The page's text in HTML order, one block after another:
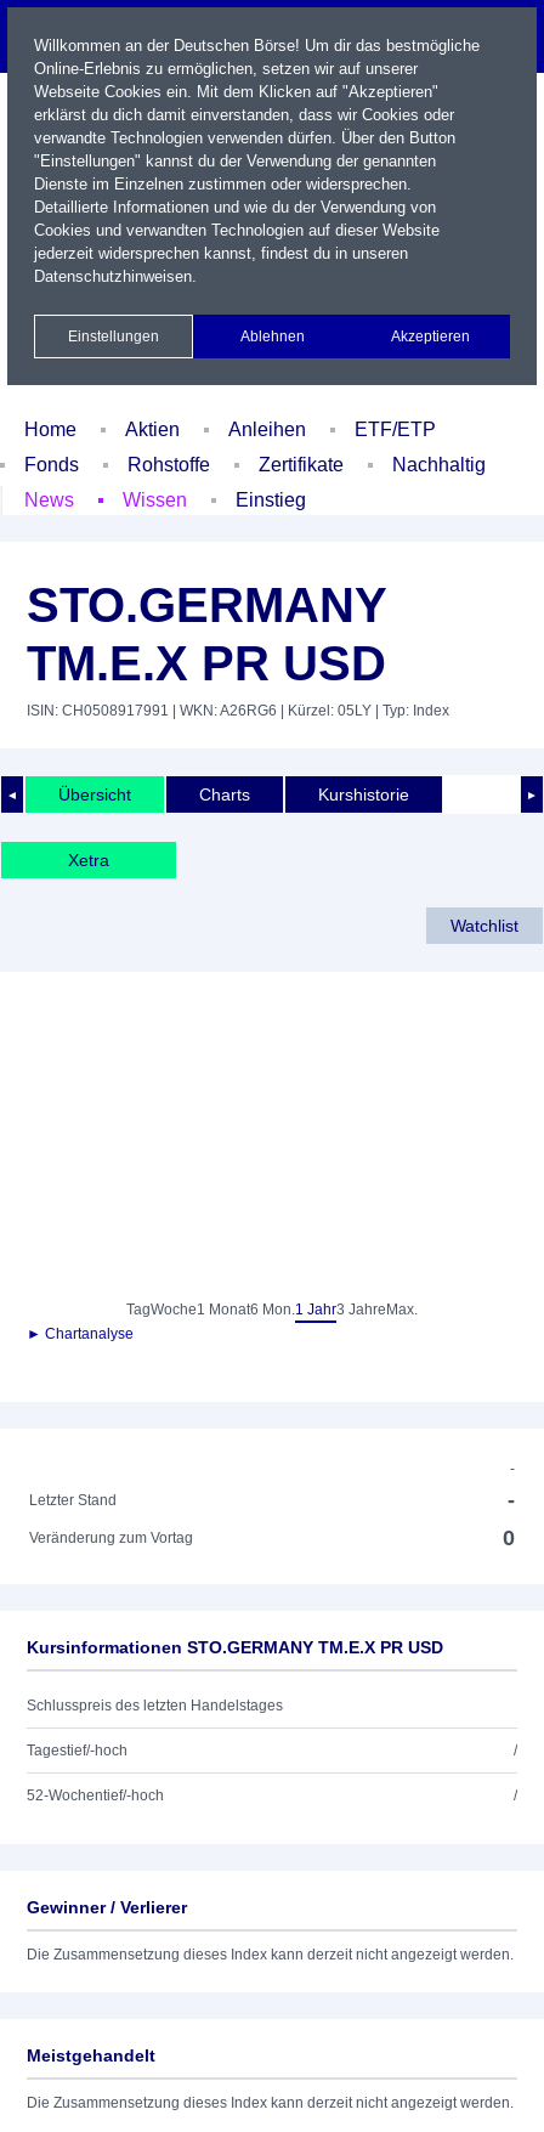
Name / WKN / ISIN / Kürzel
Xetra Realtime
Watchlist Portfolio Login
Home Aktien Anleihen
ETF/ETP
Fonds
Rohstoffe Zertifikate
Nachhaltig
News
Wissen Einstieg
STO.GERMANY
TM.E.X PR USD
ISIN: CH0508917991 | WKN: A26RG6 | Kürzel: 05LY | Typ: Index
◄ ►
Übersicht Charts Kurshistorie
Xetra
Watchlist
TagWoche1 Monat6 Mon.1 Jahr3 Jahre Max.
► Chartanalyse
-
Letzter Stand
-
Veränderung zum Vortag 0
Kursinformationen STO.GERMANY TM.E.X PR USD
Schlusspreis des letzten Handelstages
Tagestief/-hoch /
52-Wochentief/-hoch /
Gewinner / Verlierer
Die Zusammensetzung dieses Index kann derzeit nicht angezeigt werden.
Meistgehandelt
Die Zusammensetzung dieses Index kann derzeit nicht angezeigt werden.
Willkommen an der Deutschen Börse! Um dir das bestmögliche
Online-Erlebnis zu ermöglichen, setzen wir auf unserer
Webseite Cookies ein. Mit dem Klicken auf "Akzeptieren"
erklärst du dich damit einverstanden, dass wir Cookies oder
verwandte Technologien verwenden dürfen. Über den Button
"Einstellungen" kannst du der Verwendung der genannten
Dienste im Einzelnen zustimmen oder widersprechen.
Detaillierte Informationen und wie du der Verwendung von
Cookies und verwandten Technologien auf dieser Website
jederzeit widersprechen kannst, findest du in unseren
Datenschutzhinweisen.
Einstellungen Ablehnen Akzeptieren